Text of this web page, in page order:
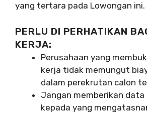
yang tertara pada Lowongan ini.
PERLU DI PERHATIKAN
KERJA:
Perusahaan yang
kerja tidak memungut
dalam perekrutan calon
Jangan memberikan data
kepada yang